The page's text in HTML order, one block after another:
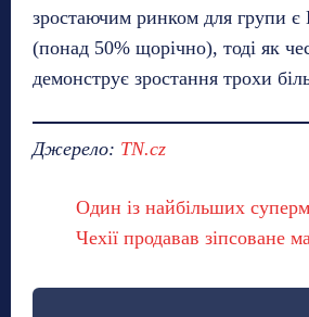
зростаючим ринком для групи є
(понад 50% щорічно), тоді як
демонструє зростання трохи
Джерело: TN.cz
Один із найбільших
Чехії продавав зіпсоване